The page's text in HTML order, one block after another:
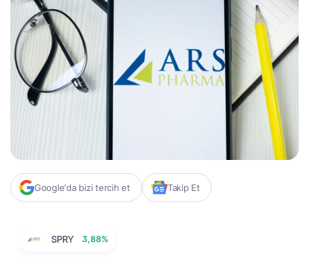
Google'da bizi tercih et Takip Et
SPRY 3,88%